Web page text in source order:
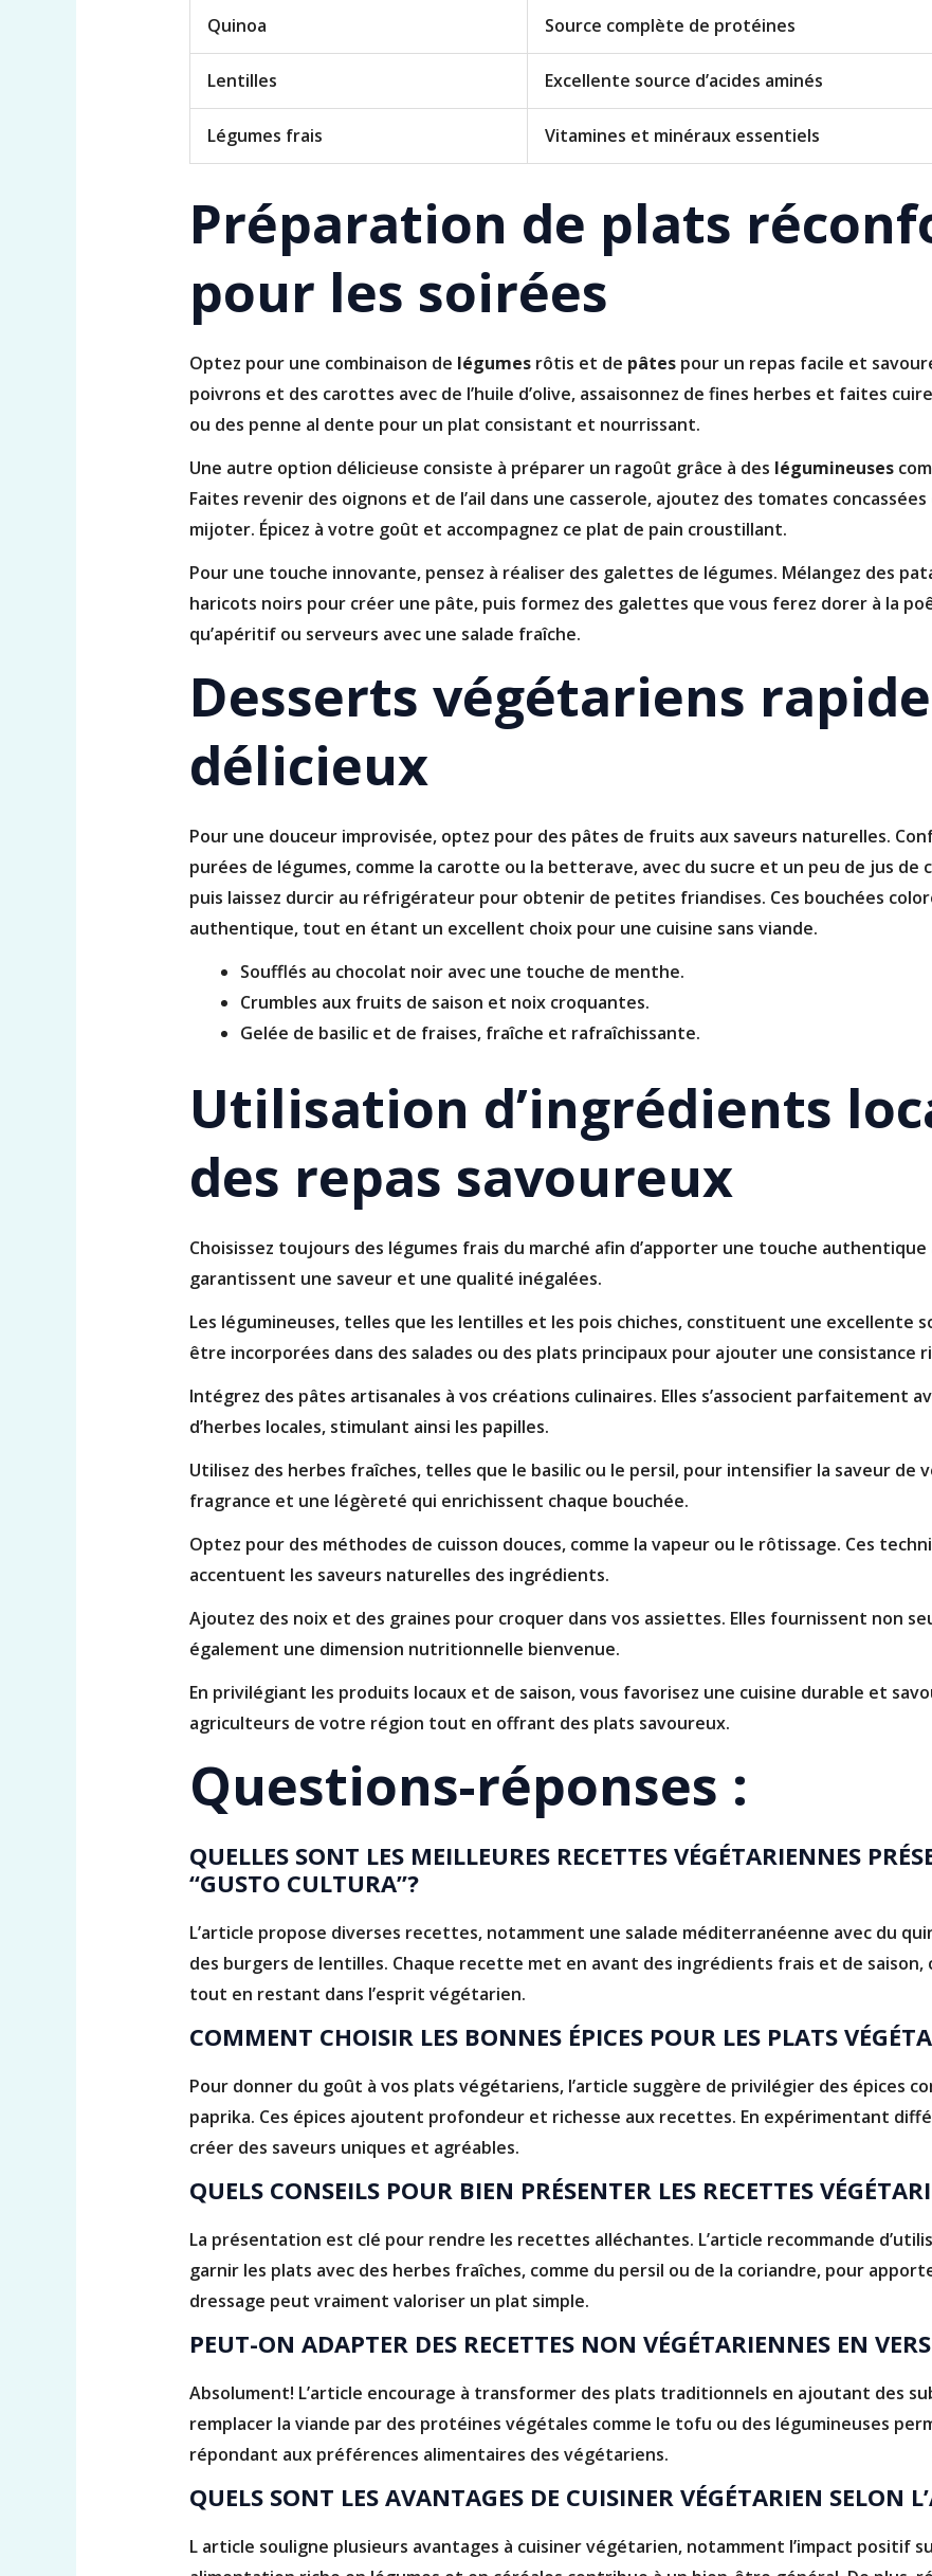
Quinoa Source complète de protéines
Lentilles Excellente source d’acides aminés
Légumes frais Vitamines et minéraux essentiels
Préparation de plats
pour les soirées
Optez pour une combinaison de légumesrôtis et de pâtespour un repas facile et
poivrons et des carottes avec de l’huile d’olive, assaisonnez de fines herbes et faites
ou des penne al dente pour un plat consistant et nourrissant.
Une autre option délicieuse consiste à préparer un ragoût grâce à des légumineuses
Faites revenir des oignons et de l’ail dans une casserole, ajoutez des tomates
mijoter. Épicez à votre goût et accompagnez ce plat de pain croustillant.
Pour une touche innovante, pensez à réaliser des galettes de légumes. Mélangez des
haricots noirs pour créer une pâte, puis formez des galettes que vous ferez dorer à la
qu’apéritif ou serveurs avec une salade fraîche.
Desserts végétariens
délicieux
Pour une douceur improvisée, optez pour des pâtes de fruits aux saveurs naturelles.
purées de légumes, comme la carotte ou la betterave, avec du sucre et un peu de jus
puis laissez durcir au réfrigérateur pour obtenir de petites friandises. Ces bouchées
authentique, tout en étant un excellent choix pour une cuisine sans viande.
Soufflés au chocolat noir avec une touche de menthe.
Crumbles aux fruits de saison et noix croquantes.
Gelée de basilic et de fraises, fraîche et rafraîchissante.
Utilisation d’ingrédients
des repas savoureux
Choisissez toujours des légumes frais du marché afin d’apporter une touche authentique
garantissent une saveur et une qualité inégalées.
Les légumineuses, telles que les lentilles et les pois chiches, constituent une excellente
être incorporées dans des salades ou des plats principaux pour ajouter une consistance
Intégrez des pâtes artisanales à vos créations culinaires. Elles s’associent parfaitement
d’herbes locales, stimulant ainsi les papilles.
Utilisez des herbes fraîches, telles que le basilic ou le persil, pour intensifier la saveur de
fragrance et une légèreté qui enrichissent chaque bouchée.
Optez pour des méthodes de cuisson douces, comme la vapeur ou le rôtissage. Ces
accentuent les saveurs naturelles des ingrédients.
Ajoutez des noix et des graines pour croquer dans vos assiettes. Elles fournissent non
également une dimension nutritionnelle bienvenue.
En privilégiant les produits locaux et de saison, vous favorisez une cuisine durable et
agriculteurs de votre région tout en offrant des plats savoureux.
Questions-réponses :
QUELLES SONT LES MEILLEURES RECETTES VÉGÉTARIENNES
“GUSTO CULTURA”?
L’article propose diverses recettes, notamment une salade méditerranéenne avec du
des burgers de lentilles. Chaque recette met en avant des ingrédients frais et de saison,
tout en restant dans l’esprit végétarien.
COMMENT CHOISIR LES BONNES ÉPICES POUR LES PLATS
Pour donner du goût à vos plats végétariens, l’article suggère de privilégier des épices
paprika. Ces épices ajoutent profondeur et richesse aux recettes. En expérimentant
créer des saveurs uniques et agréables.
QUELS CONSEILS POUR BIEN PRÉSENTER LES RECETTES
La présentation est clé pour rendre les recettes alléchantes. L’article recommande
garnir les plats avec des herbes fraîches, comme du persil ou de la coriandre, pour
dressage peut vraiment valoriser un plat simple.
PEUT-ON ADAPTER DES RECETTES NON VÉGÉTARIENNES EN
Absolument! L’article encourage à transformer des plats traditionnels en ajoutant des
remplacer la viande par des protéines végétales comme le tofu ou des légumineuses
répondant aux préférences alimentaires des végétariens.
QUELS SONT LES AVANTAGES DE CUISINER VÉGÉTARIEN SELON
L article souligne plusieurs avantages à cuisiner végétarien, notamment l’impact positif